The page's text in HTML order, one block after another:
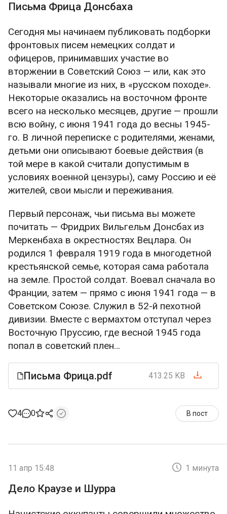
Письма Фрица Донсбаха
Сегодня мы начинаем публиковать подборки
фронтовых писем немецких солдат и
офицеров, принимавших участие во
вторжении в Советский Союз — или, как это
называли многие из них, в «русском походе».
Некоторые оказались на восточном фронте
всего на несколько месяцев, другие — прошли
всю войну, с июня 1941 года до весны 1945-
го. В личной переписке с родителями, женами,
детьми они описывают боевые действия (в
той мере в какой считали допустимым в
условиях военной цензуры), саму Россию и её
жителей, свои мысли и переживания.
Первый персонаж, чьи письма вы можете
почитать — Фридрих Вильгельм Донсбах из
Меркенбаха в окрестностях Вецлара. Он
родился 1 февраля 1919 года в многодетной
крестьянской семье, которая сама работала
на земле. Простой солдат. Воевал сначала во
Франции, затем — прямо с июня 1941 года — в
Советском Союзе. Служил в 52-й пехотной
дивизии. Вместе с вермахтом отступал через
Восточную Пруссию, где весной 1945 года
попал в советский плен…
Письма Фрица.pdf 413.25 KB
4 0 В пост
11 апр 15:48 1 минута
Дело Краузе и Шурра